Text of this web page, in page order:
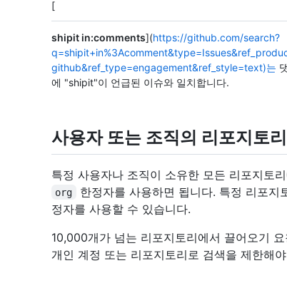
[
shipit in:comments](https://github.com/search?
github&ref_type=engagement&ref_style=text)는
에 "shipit"이 언급된 이슈와 일치합니다.
사용자 또는 조직의 리포지토
특정 사용자나 조직이 소유한 모든 리포지토
org 한정자를 사용하면 됩니다. 특정 리포지
정자를 사용할 수 있습니다.
10,000개가 넘는 리포지토리에서 끌어오기
개인 계정 또는 리포지토리로 검색을 제한해